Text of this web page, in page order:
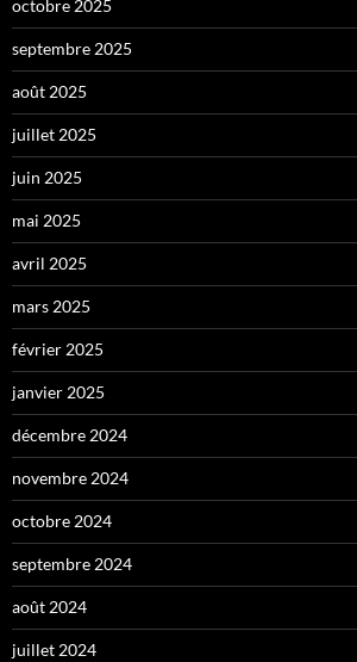
octobre 2025
septembre 2025
août 2025
juillet 2025
juin 2025
mai 2025
avril 2025
mars 2025
février 2025
janvier 2025
décembre 2024
novembre 2024
octobre 2024
septembre 2024
août 2024
juillet 2024